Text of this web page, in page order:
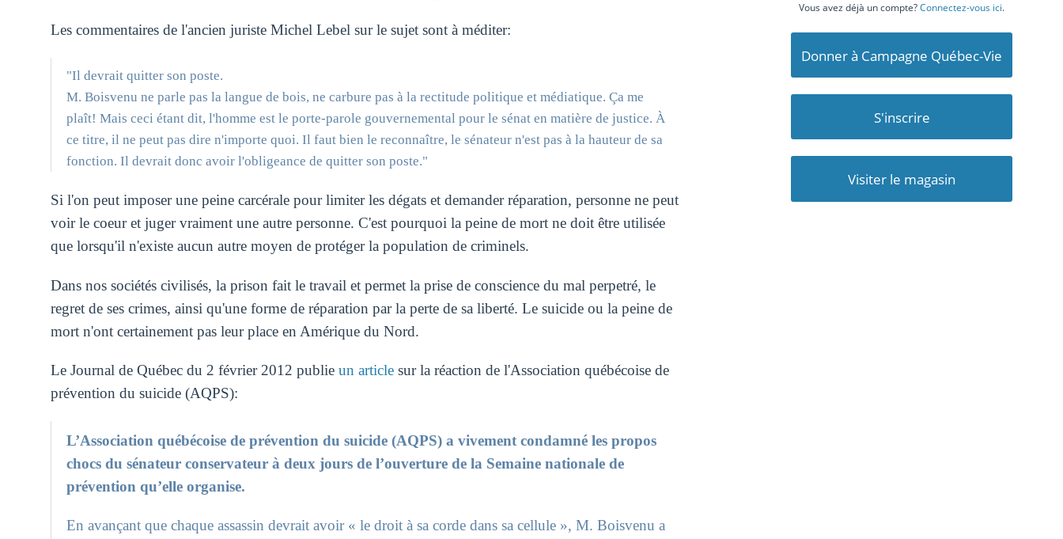
Les commentaires de l'ancien juriste Michel Lebel sur le sujet sont à méditer:
"Il devrait quitter son poste.
M. Boisvenu ne parle pas la langue de bois, ne carbure pas à la rectitude politique et médiatique. Ça me
plaît! Mais ceci étant dit, l'homme est le porte-parole gouvernemental pour le sénat en matière de justice. À
ce titre, il ne peut pas dire n'importe quoi. Il faut bien le reconnaître, le sénateur n'est pas à la hauteur de sa
fonction. Il devrait donc avoir l'obligeance de quitter son poste."
Si l'on peut imposer une peine carcérale pour limiter les dégats et demander réparation, personne ne peut
voir le coeur et juger vraiment une autre personne. C'est pourquoi la peine de mort ne doit être utilisée
que lorsqu'il n'existe aucun autre moyen de protéger la population de criminels.
Dans nos sociétés civilisés, la prison fait le travail et permet la prise de conscience du mal perpetré, le
regret de ses crimes, ainsi qu'une forme de réparation par la perte de sa liberté. Le suicide ou la peine de
mort n'ont certainement pas leur place en Amérique du Nord.
Le Journal de Québec du 2 février 2012 publie un article sur la réaction de l'Association québécoise de
prévention du suicide (AQPS):
L’Association québécoise de prévention du suicide (AQPS) a vivement condamné les propos
chocs du sénateur conservateur à deux jours de l’ouverture de la Semaine nationale de
prévention qu’elle organise.
En avançant que chaque assassin devrait avoir « le droit à sa corde dans sa cellule », M. Boisvenu a
Vous avez déjà un compte?Connectez-vous ici.
Donner à Campagne Québec-Vie
S'inscrire
Visiter le magasin